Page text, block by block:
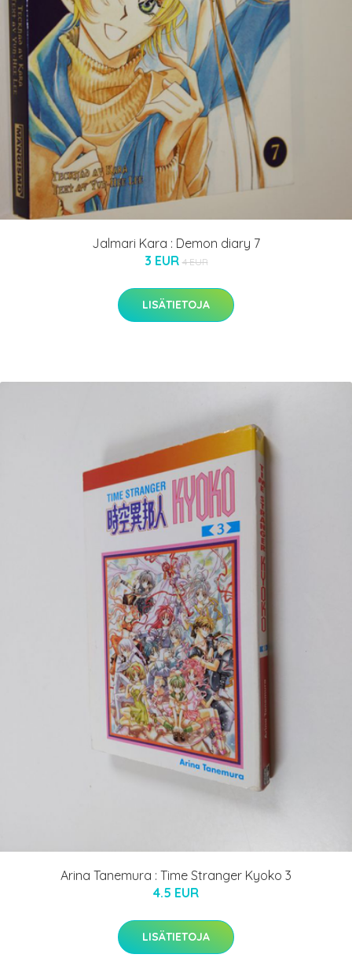
Jalmari Kara : Demon diary 7
3 EUR 4 EUR
LISÄTIETOJA
Arina Tanemura : Time Stranger Kyoko 3
4.5 EUR
LISÄTIETOJA